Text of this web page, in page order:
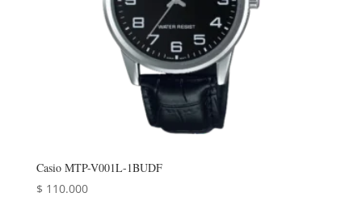
Casio MTP-V001L-1BUDF
$ 110.000